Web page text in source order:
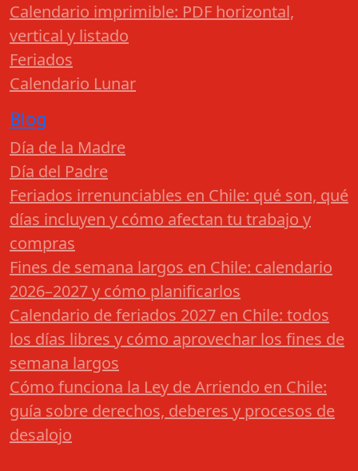
Calendario imprimible: PDF horizontal,
vertical y listado
Feriados
Calendario Lunar
Blog
Día de la Madre
Día del Padre
Feriados irrenunciables en Chile: qué son, qué
días incluyen y cómo afectan tu trabajo y
compras
Fines de semana largos en Chile: calendario
2026–2027 y cómo planificarlos
Calendario de feriados 2027 en Chile: todos
los días libres y cómo aprovechar los fines de
semana largos
Cómo funciona la Ley de Arriendo en Chile:
guía sobre derechos, deberes y procesos de
desalojo